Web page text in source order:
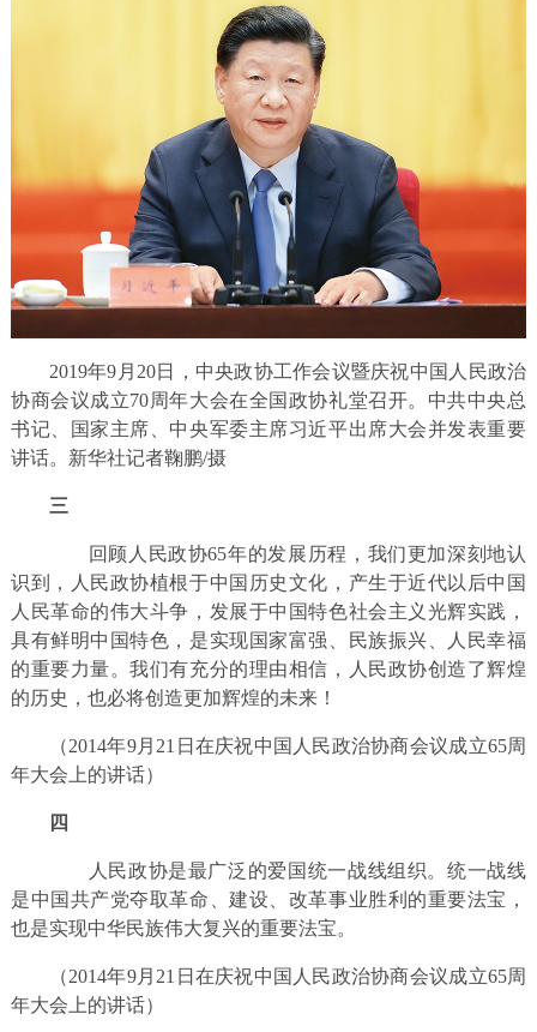
2019年9月20日，中央政协工作会议暨庆祝中国人民政治
协商会议成立70周年大会在全国政协礼堂召开。中共中央总
书记、国家主席、中央军委主席习近平出席大会并发表重要
讲话。新华社记者鞠鹏/摄
三
回顾人民政协65年的发展历程，我们更加深刻地认
识到，人民政协植根于中国历史文化，产生于近代以后中国
人民革命的伟大斗争，发展于中国特色社会主义光辉实践，
具有鲜明中国特色，是实现国家富强、民族振兴、人民幸福
的重要力量。我们有充分的理由相信，人民政协创造了辉煌
的历史，也必将创造更加辉煌的未来！
（2014年9月21日在庆祝中国人民政治协商会议成立65周
年大会上的讲话）
四
人民政协是最广泛的爱国统一战线组织。统一战线
是中国共产党夺取革命、建设、改革事业胜利的重要法宝，
也是实现中华民族伟大复兴的重要法宝。
（2014年9月21日在庆祝中国人民政治协商会议成立65周
年大会上的讲话）